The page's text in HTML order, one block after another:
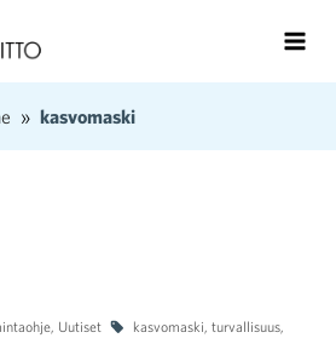
kasvomaski
, Uutiset kasvomaski, turvallisuus,